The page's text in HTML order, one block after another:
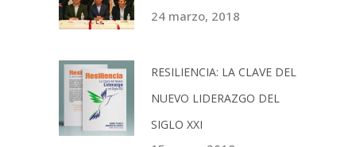
24 marzo, 2018
RESILIENCIA: LA CLAVE DEL
NUEVO LIDERAZGO DEL
SIGLO XXI